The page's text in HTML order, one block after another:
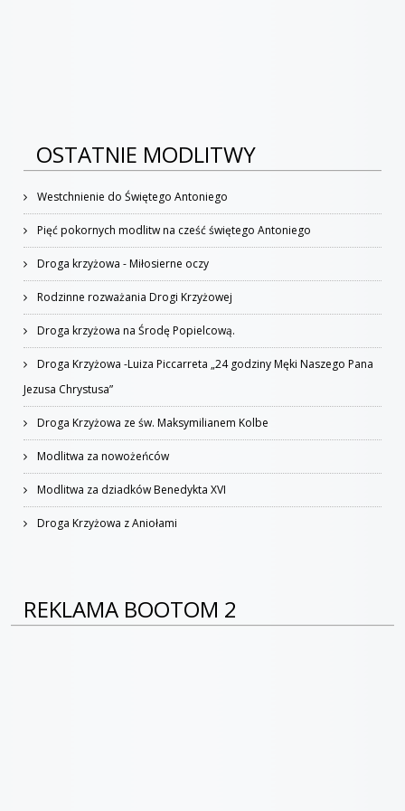
OSTATNIE MODLITWY
Westchnienie do Świętego Antoniego
Pięć pokornych modlitw na cześć świętego Antoniego
Droga krzyżowa - Miłosierne oczy
Rodzinne rozważania Drogi Krzyżowej
Droga krzyżowa na Środę Popielcową.
Droga Krzyżowa -Luiza Piccarreta „24 godziny Męki Naszego Pana
Jezusa Chrystusa”
Droga Krzyżowa ze św. Maksymilianem Kolbe
Modlitwa za nowożeńców
Modlitwa za dziadków Benedykta XVI
Droga Krzyżowa z Aniołami
REKLAMA BOOTOM 2